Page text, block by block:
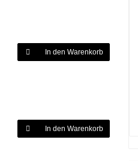
In den Warenkorb
In den Warenkorb